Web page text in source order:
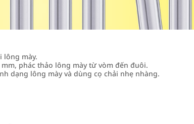
lông mày.
phác thảo lông mày từ vòm đến đuôi.
dạng lông mày và dùng cọ chải nhẹ nhàng.